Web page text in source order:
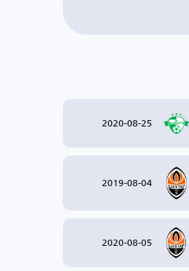
2020-08-25
2019-08-04
2020-08-05